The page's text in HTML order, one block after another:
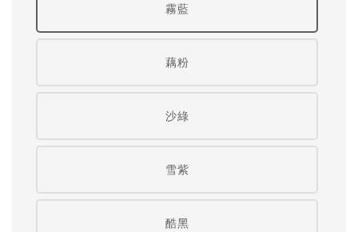
霧藍
藕粉
沙綠
雪紫
酷黑